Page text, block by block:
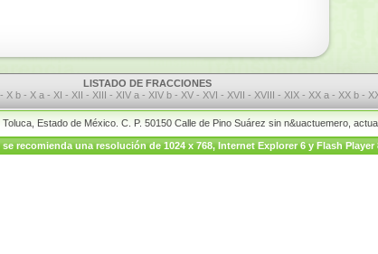
LISTADO DE FRACCIONES
X b- X a- XI - XII - XIII - XIV a- XIV b- XV - XVI - XVII - XVIII - XIX - XX a- XX b-
Estado de México. C. P. 50150 Calle de Pino Suárez sin n&uactuemero,
recomienda una resolución de 1024 x 768, Internet Explorer 6 y Flash Player